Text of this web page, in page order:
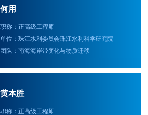
何用
职称：正高级工程师
单位：珠江水利委员会珠江水利科学研究院
团队：南海海岸带变化与物质迁移
黄本胜
职称：正高级工程师